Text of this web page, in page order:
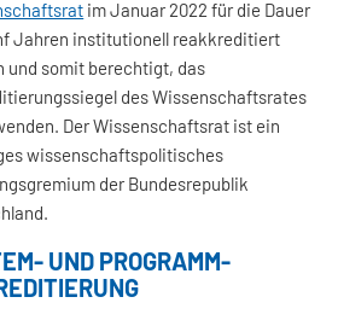
im Januar 2022 für die Dauer
Jahren institutionell reakkreditiert
und somit berechtigt, das
des Wissenschaftsrates
Der Wissenschaftsrat ist ein
wissenschaftspolitisches
der Bundesrepublik
UND PROGRAMM-